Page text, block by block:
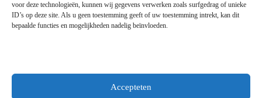
voor deze technologieën, kunnen wij gegevens verwerken zoals surfgedrag of unieke
ID’s op deze site. Als u geen toestemming geeft of uw toestemming intrekt, kan dit
bepaalde functies en mogelijkheden nadelig beïnvloeden.
Accepteten
Copyright © 2025 - WordPress thema door blocksy - Made by
Jim ter Mors
Kvk 06060864 / BTW 8078.50.305.B01